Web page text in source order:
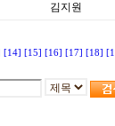
김지원
[14] [15] [16] [17] [18]